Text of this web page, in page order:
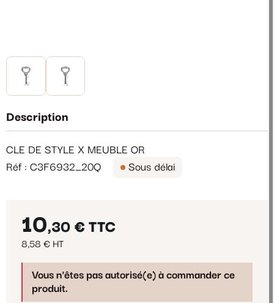
Description
CLE DE STYLE X MEUBLE OR
Réf : C3F6932_20Q
Sous délai
10,30 € TTC
8,58 € HT
Vous n'êtes pas autorisé(e) à commander ce
produit.